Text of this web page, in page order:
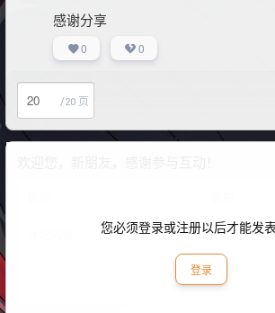
感谢分享
0 0
/20 页
您必须登录或注册以后才能发
登录